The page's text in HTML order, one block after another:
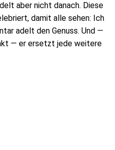
aber nicht danach. Diese
damit alle sehen: Ich
adelt den Genuss. Und —
— er ersetzt jede weitere